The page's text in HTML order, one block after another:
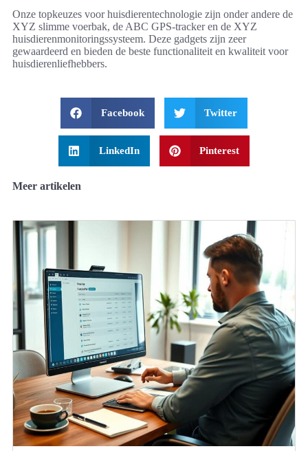
Onze topkeuzes voor huisdierentechnologie zijn onder andere de
XYZ slimme voerbak, de ABC GPS-tracker en de XYZ
huisdierenmonitoringssysteem. Deze gadgets zijn zeer
gewaardeerd en bieden de beste functionaliteit en kwaliteit voor
huisdierenliefhebbers.
Facebook Twitter
LinkedIn Pinterest
Meer artikelen